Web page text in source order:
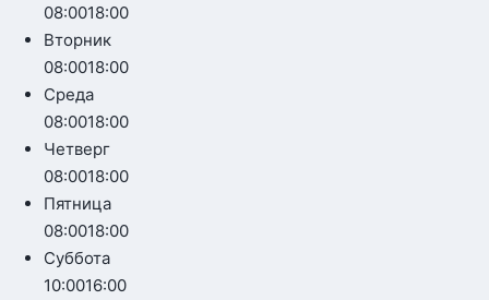
08:0018:00
Вторник
08:0018:00
Среда
08:0018:00
Четверг
08:0018:00
Пятница
08:0018:00
Суббота
10:0016:00